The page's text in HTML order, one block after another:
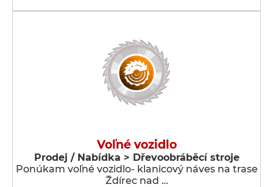
Voľné vozidlo
Prodej / Nabídka > Dřevoobráběcí stroje
Ponúkam voľné vozidlo- klanicový náves na trase
Ždírec nad …